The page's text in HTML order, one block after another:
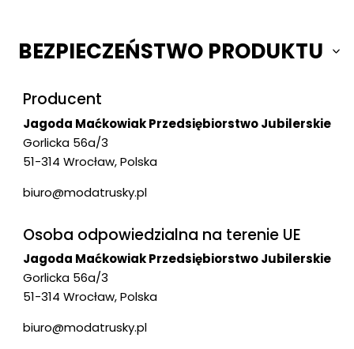
BEZPIECZEŃSTWO PRODUKTU
Producent
Jagoda Maćkowiak Przedsiębiorstwo Jubilerskie
Gorlicka 56a/3
51-314 Wrocław, Polska
biuro@modatrusky.pl
Osoba odpowiedzialna na terenie UE
Jagoda Maćkowiak Przedsiębiorstwo Jubilerskie
Gorlicka 56a/3
51-314 Wrocław, Polska
biuro@modatrusky.pl